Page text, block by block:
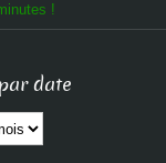
!
date